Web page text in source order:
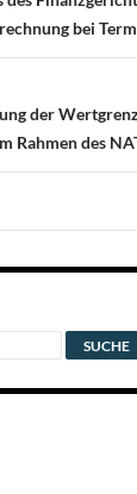
bei
der
Rahmen des